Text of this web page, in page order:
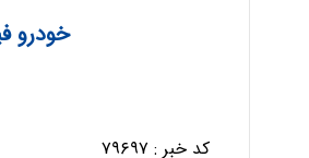
خودرو فیات500 وارد بازار
کد خبر : ۷۹۶۹۷